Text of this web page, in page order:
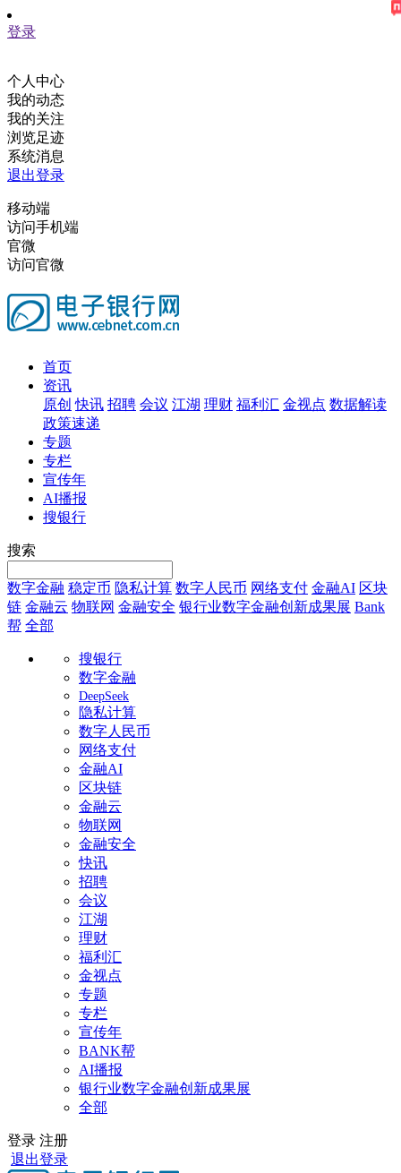
登录
个人中心
我的动态
我的关注
浏览足迹
系统消息
退出登录
移动端
访问手机端
官微
访问官微
首页
资讯
原创 快讯 招聘 会议 江湖 理财 福利汇 金视点 数据解读
政策速递
专题
专栏
宣传年
AI播报
搜银行
搜索
数字金融 稳定币 隐私计算 数字人民币 网络支付 金融AI 区块
链 金融云 物联网 金融安全 银行业数字金融创新成果展 Bank
帮 全部
搜银行
数字金融
DeepSeek
隐私计算
数字人民币
网络支付
金融AI
区块链
金融云
物联网
金融安全
快讯
招聘
会议
江湖
理财
福利汇
金视点
专题
专栏
宣传年
BANK帮
AI播报
银行业数字金融创新成果展
全部
登录 注册
退出登录